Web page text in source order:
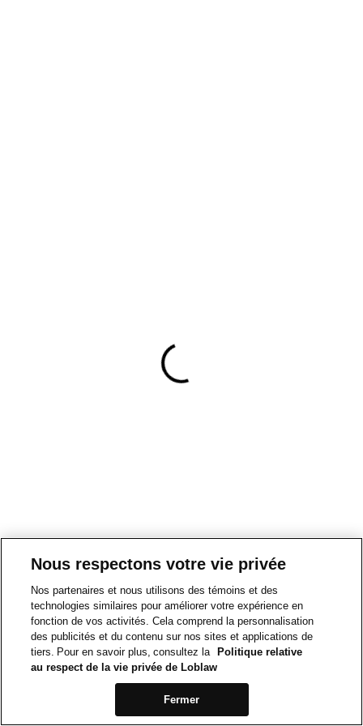
Nous respectons votre vie privée
Nos partenaires et nous utilisons des témoins et des
technologies similaires pour améliorer votre expérience en
fonction de vos activités. Cela comprend la personnalisation
des publicités et du contenu sur nos sites et applications de
tiers. Pour en savoir plus, consultez la
Politique relative
au respect de la vie privée de Loblaw
Fermer